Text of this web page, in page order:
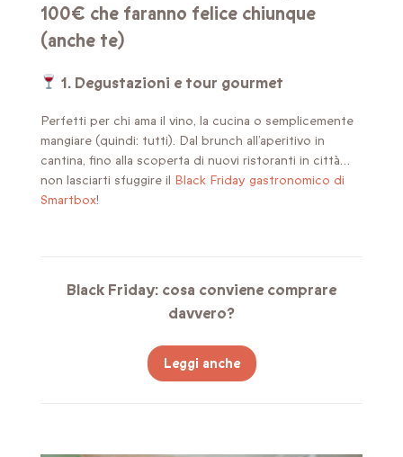
100€ che faranno felice chiunque
(anche te)
1. Degustazioni e tour gourmet
Perfetti per chi ama il vino, la cucina o semplicemente
mangiare (quindi: tutti). Dal brunch all’aperitivo in
cantina, fino alla scoperta di nuovi ristoranti in città…
non lasciarti sfuggire il Black Friday gastronomico di
Smartbox!
Black Friday: cosa conviene comprare
davvero?
Leggi anche